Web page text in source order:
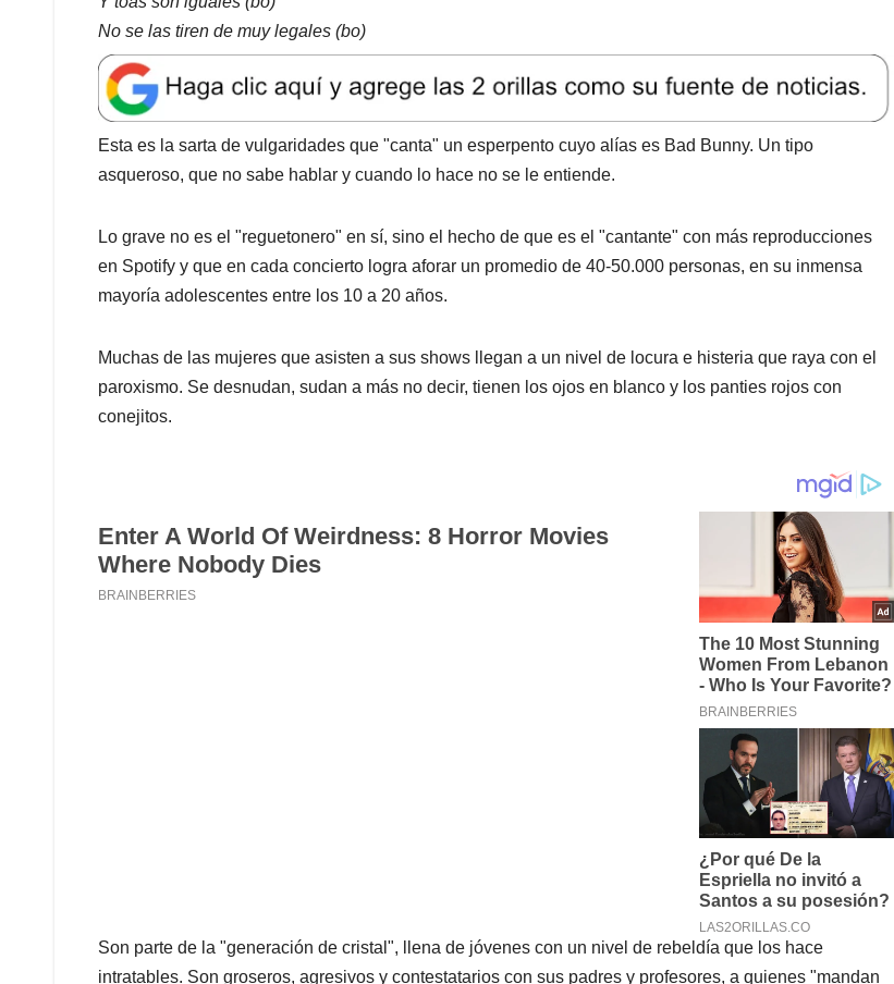
No se las tiren de muy legales (bo)
Esta es la sarta de vulgaridades que "canta" un esperpento cuyo alías es Bad Bunny. Un tipo
asqueroso, que no sabe hablar y cuando lo hace no se le entiende.
Lo grave no es el "reguetonero" en sí, sino el hecho de que es el "cantante" con más reproducciones
en Spotify y que en cada concierto logra aforar un promedio de 40-50.000 personas, en su inmensa
mayoría adolescentes entre los 10 a 20 años.
Muchas de las mujeres que asisten a sus shows llegan a un nivel de locura e histeria que raya con el
paroxismo. Se desnudan, sudan a más no decir, tienen los ojos en blanco y los panties rojos con
conejitos.
Son parte de la "generación de cristal", llena de jóvenes con un nivel de rebeldía que los hace
intratables. Son groseros, agresivos y contestatarios con sus padres y profesores, a quienes "mandan